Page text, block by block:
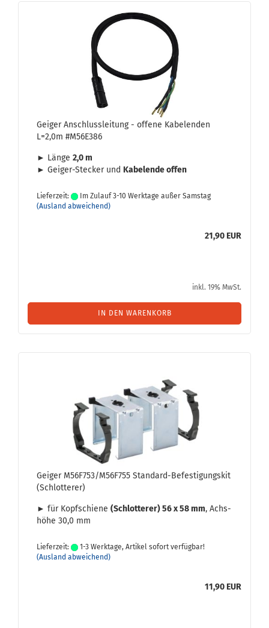
Gei­ger An­schluss­lei­tung - of­fe­ne Ka­bel­en­den
L=2,0m #M56E386
► Länge 2,0 m
► Geiger-​​Ste­cker und Ka­bel­en­de offen
Lieferzeit:
Im Zulauf 3-10 Werktage außer Samstag
(Ausland abweichend)
21,90 EUR
inkl. 19% MwSt.
IN DEN WARENKORB
Gei­ger M56F753/M56F755 Standard-​​Be­fes­ti­gungs­kit
(Schlot­te­rer)
► für Kopf­schie­ne (Schlot­te­rer) 56 x 58 mm, Achs­
hö­he 30,0 mm
Lieferzeit:
1-3 Werktage, Artikel sofort verfügbar!
(Ausland abweichend)
11,90 EUR